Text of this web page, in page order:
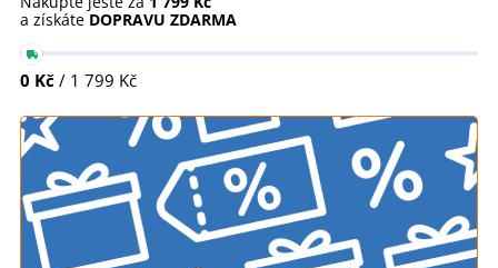
a získáte DOPRAVU ZDARMA
0 Kč / 1 799 Kč